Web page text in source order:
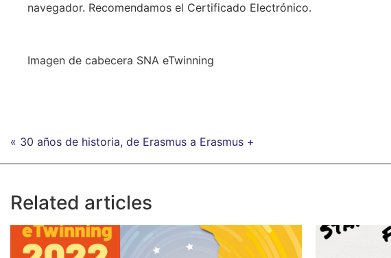
navegador. Recomendamos el Certificado Electrónico.
Imagen de cabecera SNA eTwinning
« 30 años de historia, de Erasmus a Erasmus +
Related articles